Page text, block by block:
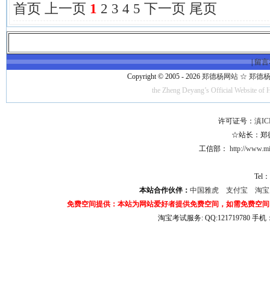
首页 上一页 1 2 3 4 5 下一页 尾页
|留
Copyright © 2005 - 2026 郑德杨网站 ☆ 郑德杨
the Zheng Deyang’s Official Website
许可证号： 滇
☆站长：郑
工信部： http://
Tel
本站合作伙伴： 中国雅虎 支付宝
淘
免费空间提供：本站为网站爱好者提供免费空间，如需免费空
淘宝考试服务: QQ:121719780 手